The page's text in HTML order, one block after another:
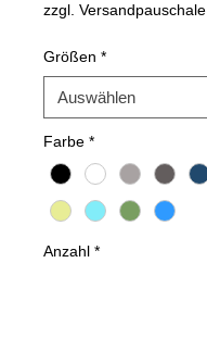
zzgl. Versandpauschale
Größen *
Farbe *
Anzahl *